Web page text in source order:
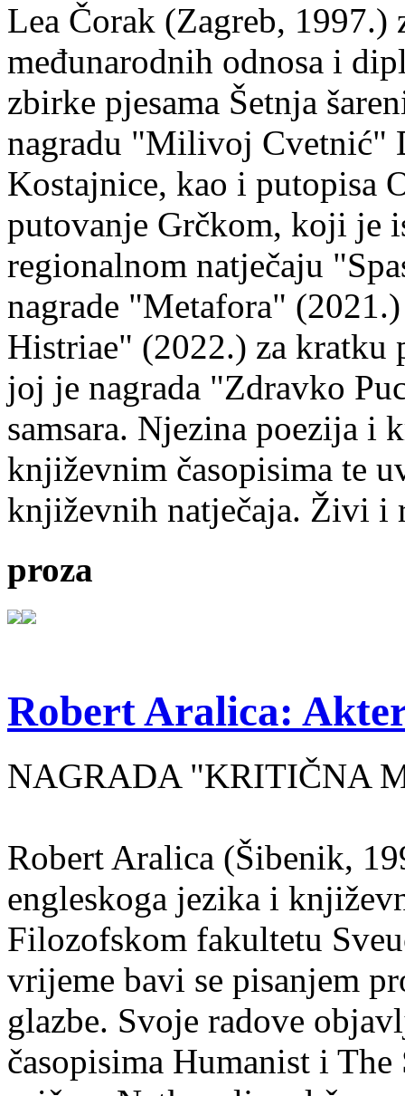
Lea Čorak (Zagreb,
međunarodnih odnosa i
zbirke pjesama Šetnja
nagradu "Milivoj Cvetnić"
Kostajnice, kao i putopisa
putovanje Grčkom, koji je
regionalnom natječaju
nagrade "Metafora"
Histriae" (2022.) za kratku
joj je nagrada "Zdravko
samsara. Njezina poezija i
književnim časopisima te
književnih natječaja. Živi i
proza
Robert Aralica:
NAGRADA "KRITIČNA
Robert Aralica (Šibenik,
engleskoga jezika i
Filozofskom fakultetu
vrijeme bavi se pisanjem
glazbe. Svoje radove
časopisima Humanist i